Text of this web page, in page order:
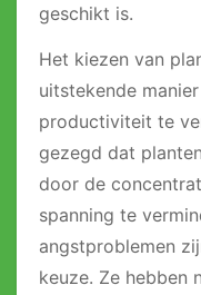
geschikt is.
Het kiezen van
uitstekende
productiviteit te
gezegd dat
door de
spanning te
angstproblemen
keuze. Ze hebben